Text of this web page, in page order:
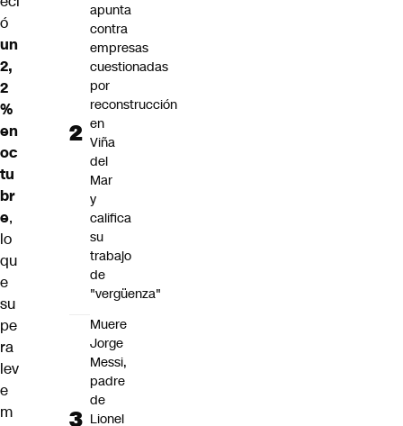
ó
un
2,
2
%
en
oc
tu
br
e,
lo
qu
e
su
pe
ra
lev
e
m
apunta
contra
empresas
cuestionadas
por
reconstrucción
en
Viña
del
Mar
y
califica
su
trabajo
de
"vergüenza"
Muere
Jorge
Messi,
padre
de
Lionel